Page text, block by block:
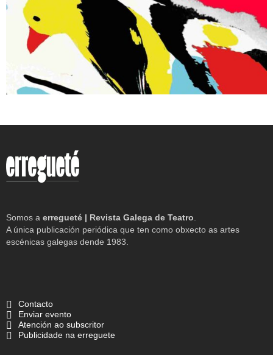
Somos a erregueté | Revista Galega de Teatro.
A única publicación periódica que ten como obxecto as artes
escénicas galegas dende 1983.
Contacto
Enviar evento
Atención ao subscritor
Publicidade na erreguete